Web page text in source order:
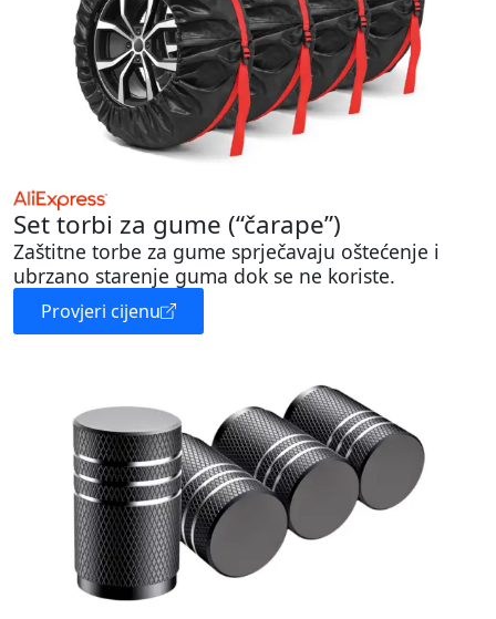
Set torbi za gume (“čarape”)
Zaštitne torbe za gume sprječavaju oštećenje i
ubrzano starenje guma dok se ne koriste.
Provjeri cijenu